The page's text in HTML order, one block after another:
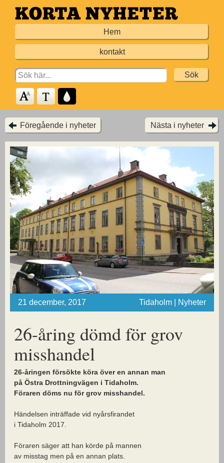
Hoppa
till
Hem
kontakt
Search
for:
Föregående i nyheter Nästa i nyheter
21 december, 2017 Tidaholm | Nyheter
26-åring dömd för grov
misshandel
26-åringen försökte köra över en annan man
på Östra Drottningvägen i Tidaholm.
Föraren döms nu för grov misshandel.
Händelsen inträffade vid nyårsfirandet
i Tidaholm 2017.
Föraren säger att han körde på mannen
av misstag men på en annan plats.